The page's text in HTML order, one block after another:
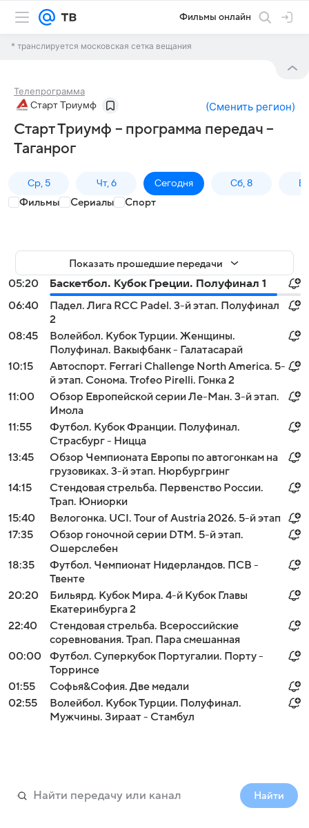
Фильмы онлайн
* транслируется московская сетка вещания
Телепрограмма
Старт Триумф (Сменить регион)
Старт Триумф – программа передач –
Таганрог
Ср, 5 Чт, 6 Сегодня Сб, 8
Фильмы Сериалы Спорт
Показать прошедшие передачи
05:20
Баскетбол. Кубок Греции. Полуфинал 1
06:40
Падел. Лига RCC Padel. 3-й этап. Полуфинал
2
08:45
Волейбол. Кубок Турции. Женщины.
Полуфинал. Вакыфбанк - Галатасарай
10:15
Автоспорт. Ferrari Challenge North America. 5-
й этап. Сонома. Trofeo Pirelli. Гонка 2
11:00
Обзор Европейской серии Ле-Ман. 3-й этап.
Имола
11:55
Футбол. Кубок Франции. Полуфинал.
Страсбург - Ницца
13:45
Обзор Чемпионата Европы по автогонкам на
грузовиках. 3-й этап. Нюрбургринг
14:15
Стендовая стрельба. Первенство России.
Трап. Юниорки
15:40
Велогонка. UCI. Tour of Austria 2026. 5-й этап
17:35
Обзор гоночной серии DTM. 5-й этап.
Ошерслебен
18:35
Футбол. Чемпионат Нидерландов. ПСВ -
Твенте
20:20
Бильярд. Кубок Мира. 4-й Кубок Главы
Екатеринбурга 2
22:40
Стендовая стрельба. Всероссийские
соревнования. Трап. Пара смешанная
00:00
Футбол. Суперкубок Португалии. Порту -
Торринсе
01:55
Софья&София. Две медали
02:55
Волейбол. Кубок Турции. Полуфинал.
Мужчины. Зираат - Стамбул
Найти